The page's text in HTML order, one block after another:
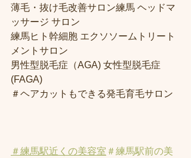
薄毛・抜け毛改善サロン練馬 ヘッドマ
ッサージ サロン
練馬ヒト幹細胞 エクソソームトリート
メントサロン
男性型脱毛症（AGA) 女性型脱毛症
(FAGA)
＃ヘアカットもできる発毛育毛サロン
＃練馬駅近くの美容室 ＃練馬駅前の美